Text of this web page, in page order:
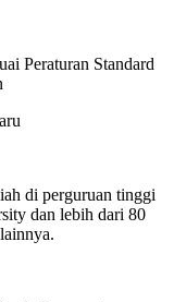
Peraturan Standard
di perguruan tinggi
dan lebih dari 80